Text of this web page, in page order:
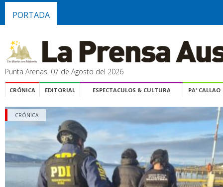
PORTADA
Punta Arenas, 07 de Agosto del 2026
CRÓNICA EDITORIAL ESPECTACULOS & CULTURA PA' CALLAO
CRÓNICA